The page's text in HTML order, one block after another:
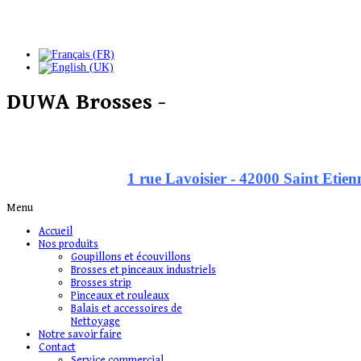
DUWA Brosses -
1 rue Lavoisier - 42000 Saint
Menu
Accueil
Nos produits
Goupillons et écouvillons
Brosses et pinceaux industriels
Brosses strip
Pinceaux et rouleaux
Balais et accessoires de
Nettoyage
Notre savoir faire
Contact